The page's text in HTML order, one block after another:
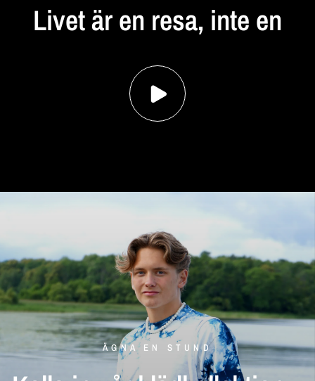
Livetären resa, inte en
ÄGNA EN STUND